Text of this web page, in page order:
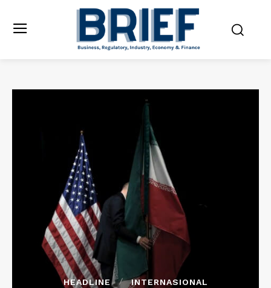
HEADLINE INTERNASIONAL